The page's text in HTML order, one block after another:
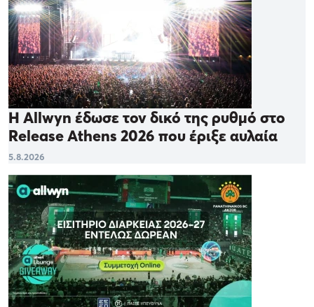
Η Allwyn έδωσε τον δικό της ρυθμό στο
Release Athens 2026 που έριξε αυλαία
5.8.2026